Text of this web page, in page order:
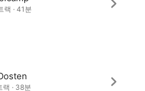
랙 · 41분
랙 · 38분